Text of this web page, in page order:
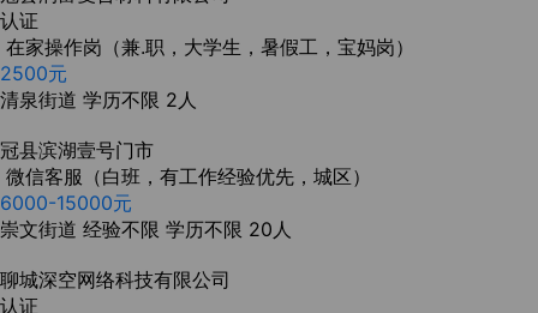
认证
在家操作岗（兼.职，大学生，暑假工，宝妈岗）
2500元
清泉街道 学历不限 2人
冠县滨湖壹号门市
微信客服（白班，有工作经验优先，城区）
6000-15000元
崇文街道 经验不限 学历不限 20人
聊城深空网络科技有限公司
认证